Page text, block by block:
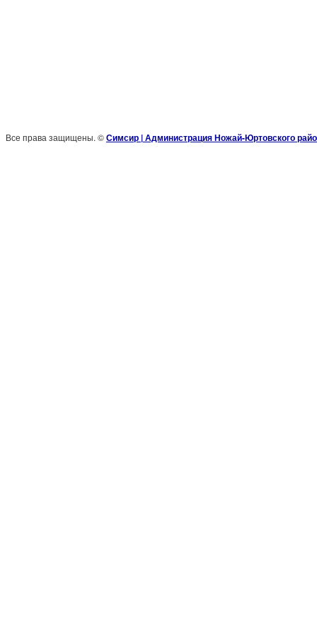
Все права защищены. ©Симсир | Администрация Ножай-Юртовского